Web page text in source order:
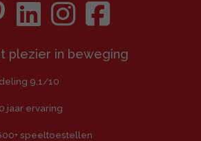
plezier in beweging
9,1/10
jaar ervaring
speeltoestellen